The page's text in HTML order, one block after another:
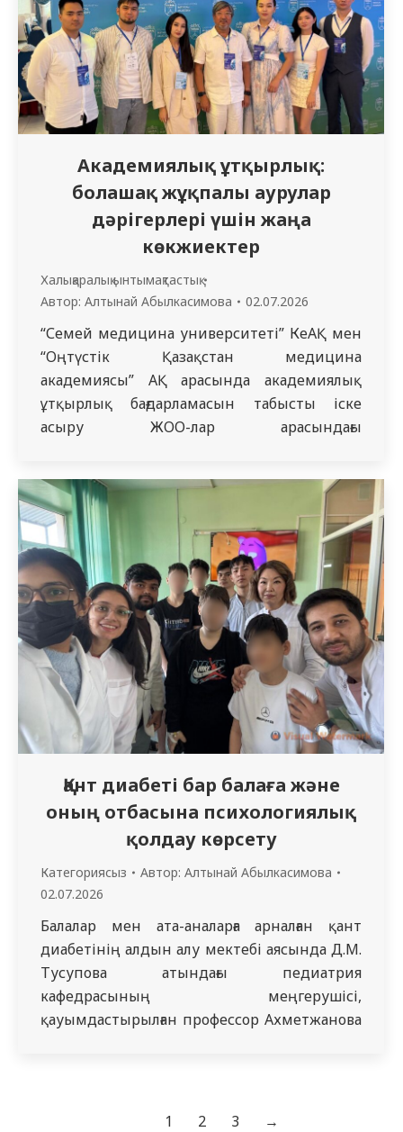
А.М., кафедра ассистенті Койшыбаева К.Ж.
жүргізді. Дәріс-әңгіме барысында
қатысушыларға балалардағы темір
тапшылығы анемиясының…
Академиялық ұтқырлық:
болашақ жұқпалы аурулар
дәрігерлері үшін жаңа
көкжиектер
Халықаралық ынтымақтастық
Автор: Алтынай Абылкасимова 02.07.2026
“Семей медицина университеті” КеАҚ мен
“Оңтүстік Қазақстан медицина
академиясы” АҚ арасында академиялық
ұтқырлық бағдарламасын табысты іске
асыру ЖОО-лар арасындағы
Бұл аймақаралық алмасу болашақ
дәрігерлерді заманауи клиникалық
тәжірибеге қажетті озық біліммен
қамтамасыз етеді. Академиялық
ұтқырлықты іске асыру үшін 1-ші жылдың
резиденттері Ж. Б. Алтынгазина мен Е.С.
Сатымбай “Инфекциялық гепатология”
бейіндік пәні бойынша оқудан…
Қант диабеті бар балаға және
оның отбасына психологиялық
қолдау көрсету
Категориясыз Автор: Алтынай Абылкасимова
02.07.2026
Балалар мен ата-аналарға арналған қант
диабетінің алдын алу мектебі аясында Д.М.
Тусупова атындағы педиатрия
кафедрасының меңгерушісі,
қауымдастырылған профессор Ахметжанова
және оның отбасына психологиялық қолдау
1 2 3 →